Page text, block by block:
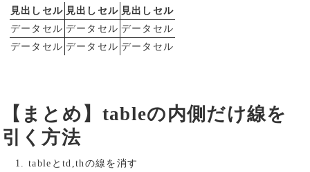
見出しセル 見出しセル 見出しセル
データセル データセル データセル
データセル データセル データセル
【まとめ】tableの内側だけ線を
引く方法
tableとtd,thの線を消す